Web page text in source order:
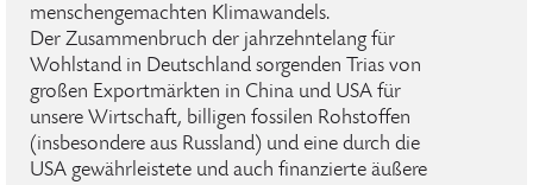
menschengemachten Klimawandels.
Der Zusammenbruch der jahrzehntelang für
Wohlstand in Deutschland sorgenden Trias von
großen Exportmärkten in China und USA für
unsere Wirtschaft, billigen fossilen Rohstoffen
(insbesondere aus Russland) und eine durch die
USA gewährleistete und auch finanzierte äußere